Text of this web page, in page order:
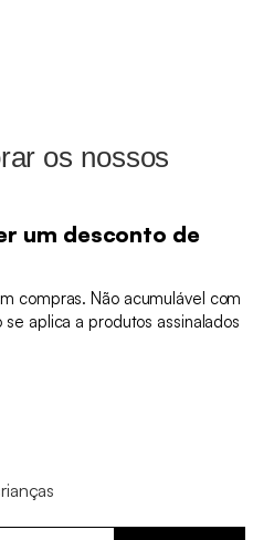
os nossos
um desconto de
compras. Não acumulável com
aplica a produtos assinalados